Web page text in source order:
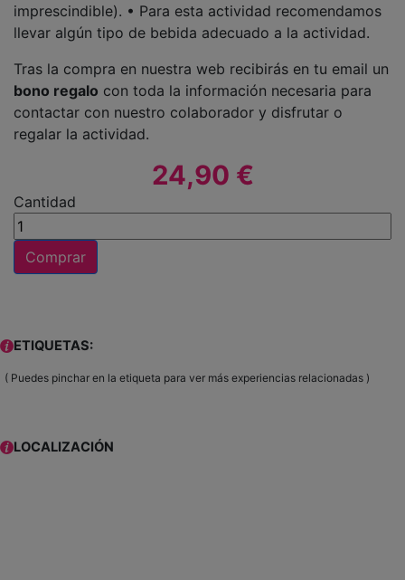
imprescindible). • Para esta actividad recomendamos
llevar algún tipo de bebida adecuado a la actividad.
Tras la compra en nuestra web recibirás en tu email un
bono regalo con toda la información necesaria para
contactar con nuestro colaborador y disfrutar o
regalar la actividad.
24,90 €
Cantidad
Comprar
ETIQUETAS:
( Puedes pinchar en la etiqueta para ver más experiencias relacionadas )
LOCALIZACIÓN